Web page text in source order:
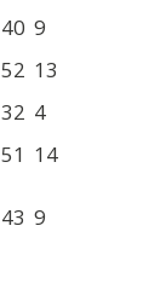
40 9
52 13
32 4
51 14
43 9